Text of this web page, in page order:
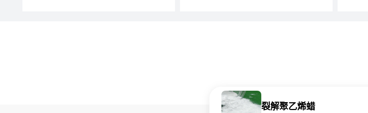
裂解聚乙烯蜡